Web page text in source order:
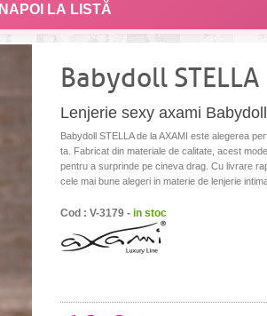
ÎNAPOI LA LISTĂ
Babydoll STELLA
Lenjerie sexy axami
Babydoll STELLA de la AXAMI este alegerea
ta. Fabricat din materiale de calitate, acest
pentru a surprinde pe cineva drag. Cu livrare
cele mai bune alegeri in materie de lenjerie
Cod : V-3179 - in stoc